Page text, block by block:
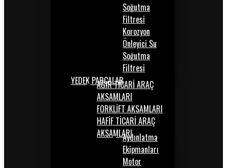
Soğutma
Filtresi
Korozyon
Önleyici Su
Soğutma
Filtresi
YEDEK PARÇALARAĞIR TİCARİ ARAÇ
AKSAMLARI
FORKLİFT AKSAMLARI
HAFİF TİCARİ ARAÇ
AKSAMLARIAydınlatma
Ekipmanları
Motor